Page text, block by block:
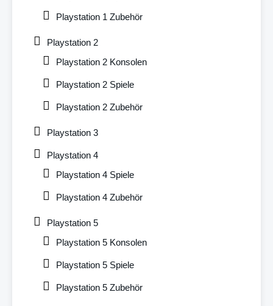
Playstation 1 Zubehör
Playstation 2
Playstation 2 Konsolen
Playstation 2 Spiele
Playstation 2 Zubehör
Playstation 3
Playstation 4
Playstation 4 Spiele
Playstation 4 Zubehör
Playstation 5
Playstation 5 Konsolen
Playstation 5 Spiele
Playstation 5 Zubehör